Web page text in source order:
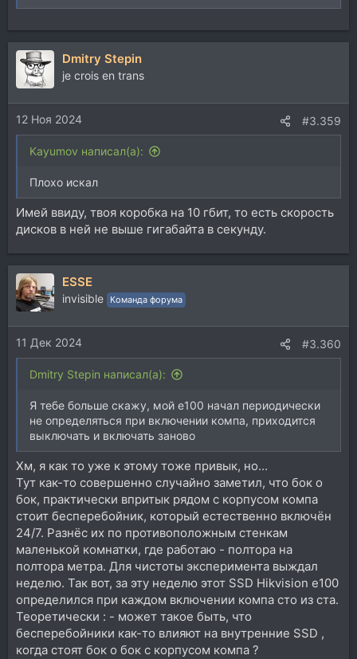
Dmitry Stepin
je crois en trans
12 Ноя 2024 #3.359
Kayumov написал(а):
Плохо искал
Имей ввиду, твоя коробка на 10 гбит, то есть скорость
дисков в ней не выше гигабайта в секунду.
ESSE
invisible Команда форума
11 Дек 2024 #3.360
Dmitry Stepin написал(а):
Я тебе больше скажу, мой е100 начал периодически
не определяться при включении компа, приходится
выключать и включать заново
Хм, я как то уже к этому тоже привык, но...
Тут как-то совершенно случайно заметил, что бок о
бок, практически впритык рядом с корпусом компа
стоит бесперебойник, который естественно включён
24/7. Разнёс их по противоположным стенкам
маленькой комнатки, где работаю - полтора на
полтора метра. Для чистоты эксперимента выждал
неделю. Так вот, за эту неделю этот SSD Hikvision e100
определился при каждом включении компа сто из ста.
Теоретически : - может такое быть, что
бесперебойники как-то влияют на внутренние SSD ,
когда стоят бок о бок с корпусом компа ?